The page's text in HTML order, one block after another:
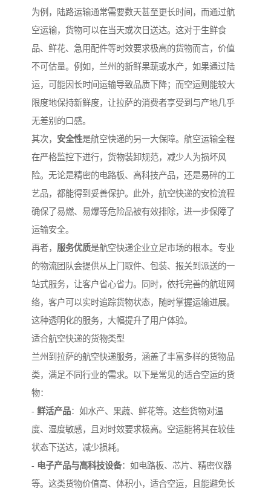
为例，陆路运输通常需要数天甚至更长时间，而通过航
空运输，货物可以在当天或次日送达。这对于生鲜食
品、鲜花、急用配件等时效要求极高的货物而言，价值
不可估量。例如，兰州的新鲜果蔬或水产，如果通过陆
运，可能因长时间运输导致品质下降；而空运则能较大
限度地保持新鲜度，让拉萨的消费者享受到与产地几乎
无差别的口感。
其次， 安全性是航空快递的另一大保障。航空运输全程
在严格监控下进行，货物装卸规范，减少人为损坏风
险。无论是精密的电路板、高科技产品，还是易碎的工
艺品，都能得到妥善保护。此外，航空快递的安检流程
确保了易燃、易爆等危险品被有效排除，进一步保障了
运输安全。
再者， 服务优质是航空快递企业立足市场的根本。专业
的物流团队会提供从上门取件、包装、报关到派送的一
站式服务，让客户省心省力。同时，依托完善的航班网
络，客户可以实时追踪货物状态，随时掌握运输进展。
这种透明化的服务，大幅提升了用户体验。
适合航空快递的货物类型
兰州到拉萨的航空快递服务，涵盖了丰富多样的货物品
类，满足不同行业的需求。以下是常见的适合空运的货
物：
- 鲜活产品：如水产、果蔬、鲜花等。这些货物对温
度、湿度敏感，且对时效要求极高。空运能将其在较佳
状态下送达，减少损耗。
- 电子产品与高科技设备：如电路板、芯片、精密仪器
等。这类货物价值高、体积小，适合空运，且能避免长